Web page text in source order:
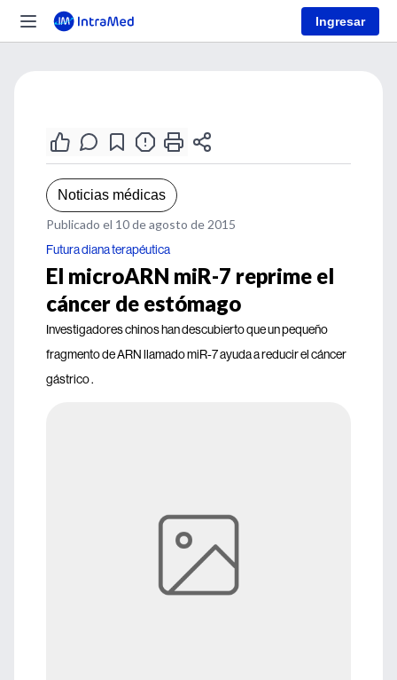
Ingresar
Noticias médicas
Publicado el 10 de agosto de 2015
Futura diana terapéutica
El microARN miR-7 reprime el
cáncer de estómago
Investigadores chinos han descubierto que un pequeño
fragmento de ARN llamado miR-7 ayuda a reducir el cáncer
gástrico .